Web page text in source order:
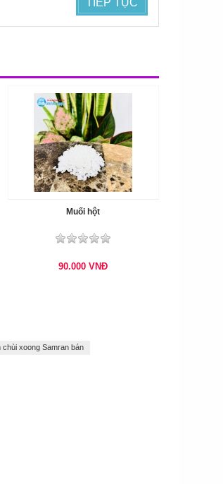
TIẾP TỤC
Muối hột
90.000VNĐ
xoong Samran bán